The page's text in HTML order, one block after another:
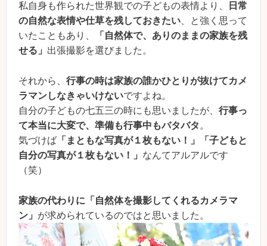
私自身も作られた世界観での子どもの表情より、
日常
の自然な表情や仕草を残しておきたい 、と強く思って
いたこともあり、
「自然体で、ありのままの家族を残
せる」 出張撮影を選びました。
それから、 行事の時は家族の誰かひとりが抜けてカメ
ラマンしなきゃいけないですよね。
自分の子どもの七五三の時にも思いましたが、 行事っ
て本当に大変で、準備も行事中もバタバタ 。
気づけば 「まともな写真が１枚もない！」「子どもと
自分の写真が１枚もない！」 なんてアルアルです
（笑）
家族の代わりに「自然体を撮影してくれるカメラマ
ン」 が求められているのではと思いました。